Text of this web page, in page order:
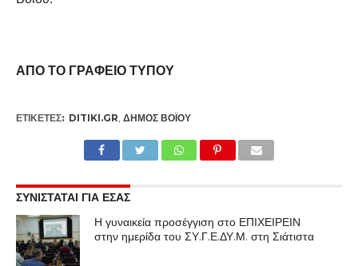
ΑΠΟ ΤΟ ΓΡΑΦΕΙΟ ΤΥΠΟΥ
ΕΤΙΚΕΤΕΣ: DITIKI.GR, ΔΉΜΟΣ ΒΟΪ́ΟΥ
ΣΥΝΙΣΤΑΤΑΙ ΓΙΑ ΕΣΑΣ
Η γυναικεία προσέγγιση στο ΕΠΙΧΕΙΡΕΙΝ
στην ημερίδα του ΣΥ.Γ.Ε.ΔΥ.Μ. στη Σιάτιστα